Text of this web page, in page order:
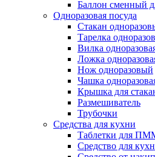
Баллон сменный
Одноразовая посуда
Стакан
Тарелка
Вилка
Ложка
Нож одноразовый
Чашка
Крышка для
Размешиватель
Трубочки
Средства для кухни
Таблетки для
Средство для